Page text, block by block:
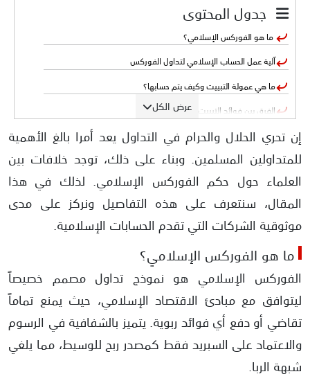
جدول المحتوى
عرض الكل
ما هو الفوركس الإسلامي؟
​آلية عمل الحساب الإسلامي لتداول الفوركس
​ما هي عمولة التبييت وكيف يتم حسابها؟
​الفرق بين فوائد التبييت و السبريد Spread
حكم تداول الفوركس
الرأي الأول القائل بأن الفوركس حرام
الرأي الثاني القائل بأن التداول في الفوركس حلال
حكم الفوركس لإبن باز
​هل تداول الذهب في الفوركس حرام؟
دور الهيئات الرقابية في مراقبة الشركات التي توفر حساب اسلامي
كيفية التحقق من مصداقية شركات الفوركس الإسلامية؟
سبب رفض بعض الوسطاء تقديم حسابات إسلامية لبعض الأصول
هل يمكن ضمان شركات الفوركس الإسلامية؟
​كيفية فتح حساب إسلامي في 3 خطوات بسيطة؟
إن تحري الحلال والحرام في التداول يعد أمرا بالغ الأهمية
للمتداولين المسلمين. وبناء على ذلك، توجد خلافات بين
العلماء حول حكم الفوركس الإسلامي. لذلك في هذا
المقال، سنتعرف على هذه التفاصيل ونركز على مدى
موثوقية الشركات التي تقدم الحسابات الإسلامية.
ما هو الفوركس الإسلامي؟
الفوركس الإسلامي ​هو نموذج تداول مصمم خصيصاً
ليتوافق مع مبادئ الاقتصاد الإسلامي، حيث يمنع تماماً
تقاضي أو دفع أي فوائد ربوية. يتميز بالشفافية في الرسوم
والاعتماد على السبريد فقط كمصدر ربح للوسيط، مما يلغي
شبهة الربا.